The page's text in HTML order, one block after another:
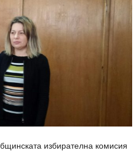
избирателна комисия